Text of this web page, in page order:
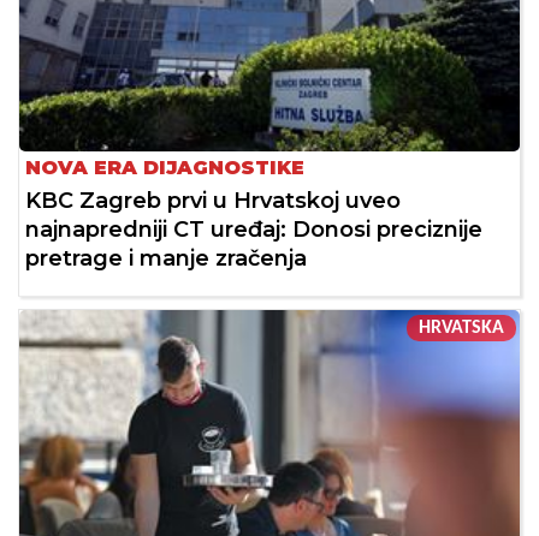
NOVA ERA DIJAGNOSTIKE
KBC Zagreb prvi u Hrvatskoj uveo
najnapredniji CT uređaj: Donosi preciznije
pretrage i manje zračenja
HRVATSKA